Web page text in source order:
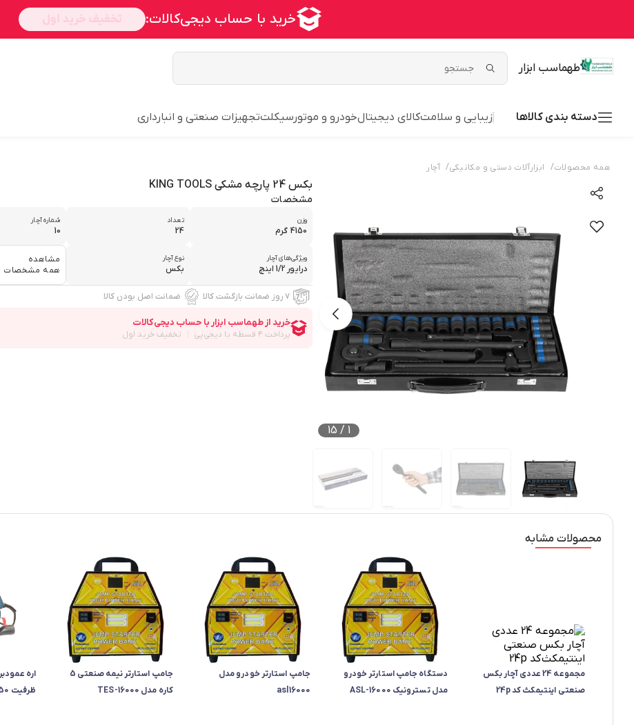
طهماسب ابزار
دسته بندی کالاها زیبایی و سلامتکالای دیجیتالخودرو و موتورسیکلتتجهیزات صنعتی و انبارداری
همه محصولات/ ابزارآلات دستی و مکانیکی/ آچار
1
/
15
بکس 24 پارچه مشکی KING TOOLS
مشخصات
وزن
4150 گرم
تعداد
24
شماره آچار
10
ویژگی‌های آچار
درایور 1/2 اینچ
نوع آچار
بکس
مشاهده
همه مشخصات
۷ روز ضمانت بازگشت کالا ضمانت اصل بودن کالا
محصولات مشابه
مجموعه 24 عددی آچار بکس
صنعتی اینتیمکث کد 24p
دستگاه جامپ استارتر خودرو
مدل تسترونیک ASL-16000
جامپ استارتر خودرو مدل
asl16000
جامپ استارتر نیمه صنعتی 5
کاره مدل TES-16000
ظرفیت 650 وات